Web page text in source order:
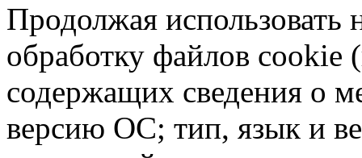
Продолжая использовать
обработку файлов cookie
содержащих сведения о
версию ОС; тип, язык и